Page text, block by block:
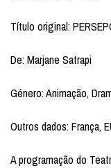
Título original:
De: Marjane Satrapi
Género: Animação,
Outros dados: França,
A programação do